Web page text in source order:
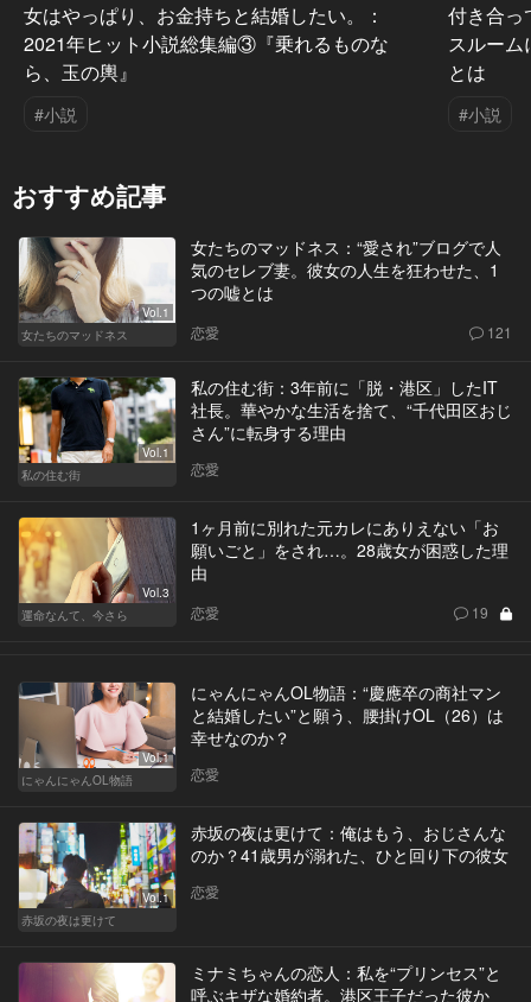
女はやっぱり、お金持ちと結婚したい。：
2021年ヒット小説総集編③『乗れるものな
ら、玉の輿』
#小説
付き合
スルー
とは
#小説
おすすめ記事
Vol.1
女たちのマッドネス
女たちのマッドネス：“愛され”ブログで人
気のセレブ妻。彼女の人生を狂わせた、1
つの嘘とは
恋愛 121
Vol.1
私の住む街
私の住む街：3年前に「脱・港区」したIT
社長。華やかな生活を捨て、“千代田区おじ
さん”に転身する理由
恋愛
Vol.3
運命なんて、今さら
1ヶ月前に別れた元カレにありえない「お
願いごと」をされ…。28歳女が困惑した理
由
恋愛 19
Vol.1
にゃんにゃんOL物語
にゃんにゃんOL物語：“慶應卒の商社マン
と結婚したい”と願う、腰掛けOL（26）は
幸せなのか？
恋愛
Vol.1
赤坂の夜は更けて
赤坂の夜は更けて：俺はもう、おじさんな
のか？41歳男が溺れた、ひと回り下の彼女
恋愛
ミナミちゃんの恋人：私を“プリンセス”と
呼ぶキザな婚約者。港区王子だった彼か